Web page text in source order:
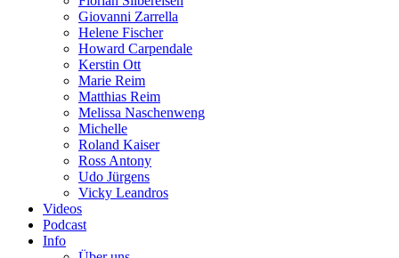
Giovanni Zarrella
Helene Fischer
Howard Carpendale
Kerstin Ott
Marie Reim
Matthias Reim
Melissa Naschenweng
Michelle
Roland Kaiser
Ross Antony
Udo Jürgens
Vicky Leandros
Videos
Podcast
Info